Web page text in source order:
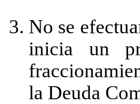
No se
inicia un
la Deuda